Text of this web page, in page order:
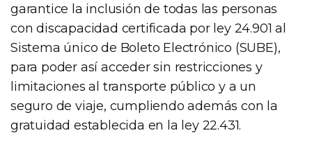
garantice la inclusión de todas las personas
con discapacidad certificada por ley 24.901 al
Sistema único de Boleto Electrónico (SUBE),
para poder así acceder sin restricciones y
limitaciones al transporte público y a un
seguro de viaje, cumpliendo además con la
gratuidad establecida en la ley 22.431.